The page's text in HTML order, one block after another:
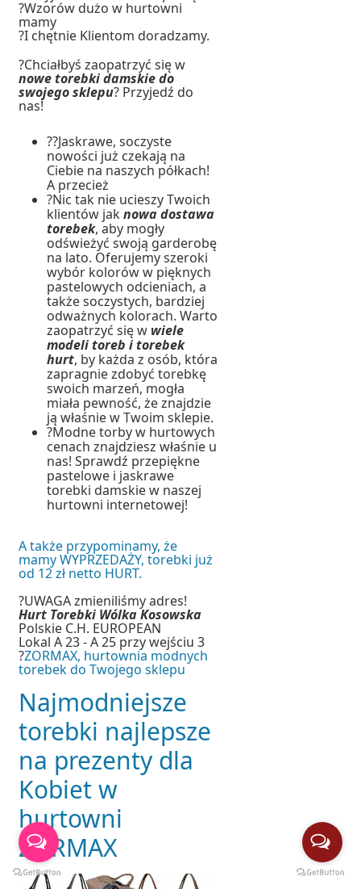
?Wzorów dużo w hurtowni
mamy
?I chętnie Klientom doradzamy.
?Chciałbyś zaopatrzyć się w
nowe torebki damskie do
swojego sklepu? Przyjedź do
nas!
??Jaskrawe, soczyste
nowości już czekają na
Ciebie na naszych półkach!
A przecież
?Nic tak nie ucieszy Twoich
klientów jaknowa dostawa
torebek, aby mogły
odświeżyć swoją garderobę
na lato. Oferujemy szeroki
wybór kolorów w pięknych
pastelowych odcieniach, a
także soczystych, bardziej
odważnych kolorach. Warto
zaopatrzyć się w wiele
modeli toreb i torebek
hurt, by każda z osób, która
zapragnie zdobyć torebkę
swoich marzeń, mogła
miała pewność, że znajdzie
ją właśnie w Twoim sklepie.
?Modne torby w hurtowych
cenach znajdziesz właśnie u
nas! Sprawdź przepiękne
pastelowe i jaskrawe
torebki damskie w naszej
hurtowni internetowej!
A także przypominamy, że
mamy WYPRZEDAŻY, torebki już
od 12 zł netto HURT.
?UWAGA zmieniliśmy adres!
Hurt Torebki Wólka Kosowska
Polskie C.H. EUROPEAN
Lokal A 23 - A 25 przy wejściu 3
?ZORMAX, hurtownia modnych
torebek do Twojego sklepu
Najmodniejsze
torebki najlepsze
na prezenty dla
Kobiet w
hurtowni
ZORMAX